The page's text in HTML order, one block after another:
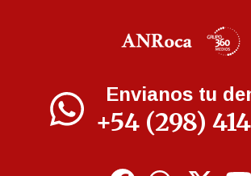
Envianos tu
+54 (298)